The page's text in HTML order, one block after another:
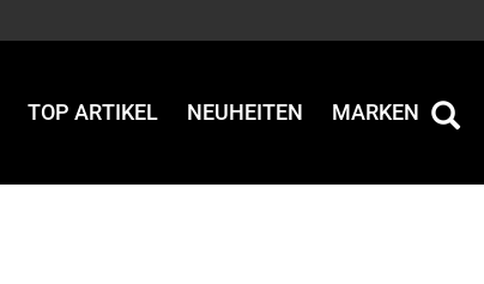
TOP ARTIKEL NEUHEITEN MARKEN